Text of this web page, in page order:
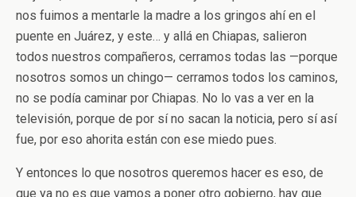
nos fuimos a mentarle la madre a los gringos ahí en el
puente en Juárez, y este… y allá en Chiapas, salieron
todos nuestros compañeros, cerramos todas las —porque
nosotros somos un chingo— cerramos todos los caminos,
no se podía caminar por Chiapas. No lo vas a ver en la
televisión, porque de por sí no sacan la noticia, pero sí así
fue, por eso ahorita están con ese miedo pues.
Y entonces lo que nosotros queremos hacer es eso, de
que ya no es que vamos a poner otro gobierno, hay que